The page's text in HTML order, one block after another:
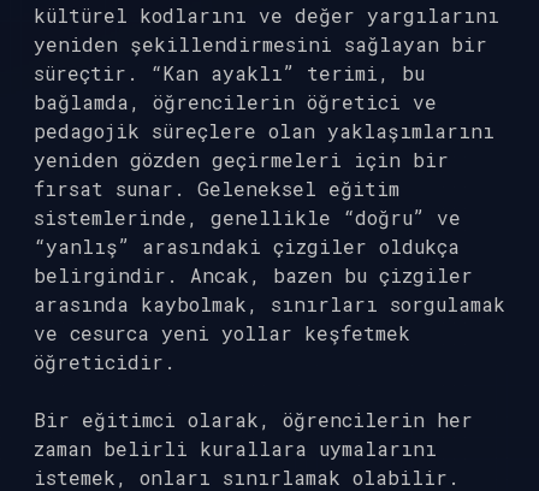
kültürel kodlarını ve değer yargılarını
yeniden şekillendirmesini sağlayan bir
süreçtir. “Kan ayaklı” terimi, bu
bağlamda, öğrencilerin öğretici ve
pedagojik süreçlere olan yaklaşımlarını
yeniden gözden geçirmeleri için bir
fırsat sunar. Geleneksel eğitim
sistemlerinde, genellikle “doğru” ve
“yanlış” arasındaki çizgiler oldukça
belirgindir. Ancak, bazen bu çizgiler
arasında kaybolmak, sınırları sorgulamak
ve cesurca yeni yollar keşfetmek
öğreticidir.
Bir eğitimci olarak, öğrencilerin her
zaman belirli kurallara uymalarını
istemek, onları sınırlamak olabilir.